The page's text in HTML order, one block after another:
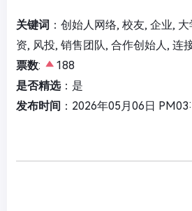
关键词 ：创始人网络, 校友, 企业,
资, 风投, 销售团队, 合作创始人, 连
票数:
188
是否精选：是
发布时间 ：2026年05月06日